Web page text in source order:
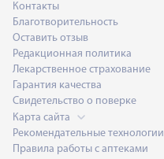
Контакты
Благотворительность
Оставить отзыв
Редакционная политика
Лекарственное страхование
Гарантия качества
Свидетельство о поверке
Карта сайта
Рекомендательные технологии
Правила работы с аптеками